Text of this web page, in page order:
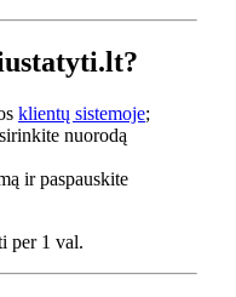
klientų sistemoje;
nuorodą
ir paspauskite
per 1 val.